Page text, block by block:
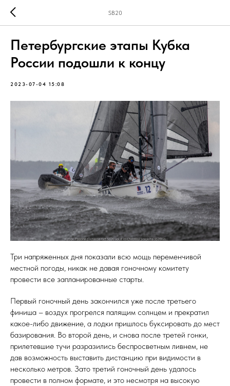
SB20
Петербургские этапы Кубка
России подошли к концу
2023-07-04 15:08
Три напряженных дня показали всю мощь переменчивой
местной погоды, никак не давая гоночному комитету
провести все запланированные старты.
Первый гоночный день закончился уже после третьего
финиша – воздух прогрелся палящим солнцем и прекратил
какое-либо движение, а лодки пришлось буксировать до мест
базирования. Во второй день, и снова после третей гонки,
прилетевшие тучи разразились беспросветным ливнем, не
дав возможность выставить дистанцию при видимости в
несколько метров. Зато третий гоночный день удалось
провести в полном формате, и это несмотря на высокую